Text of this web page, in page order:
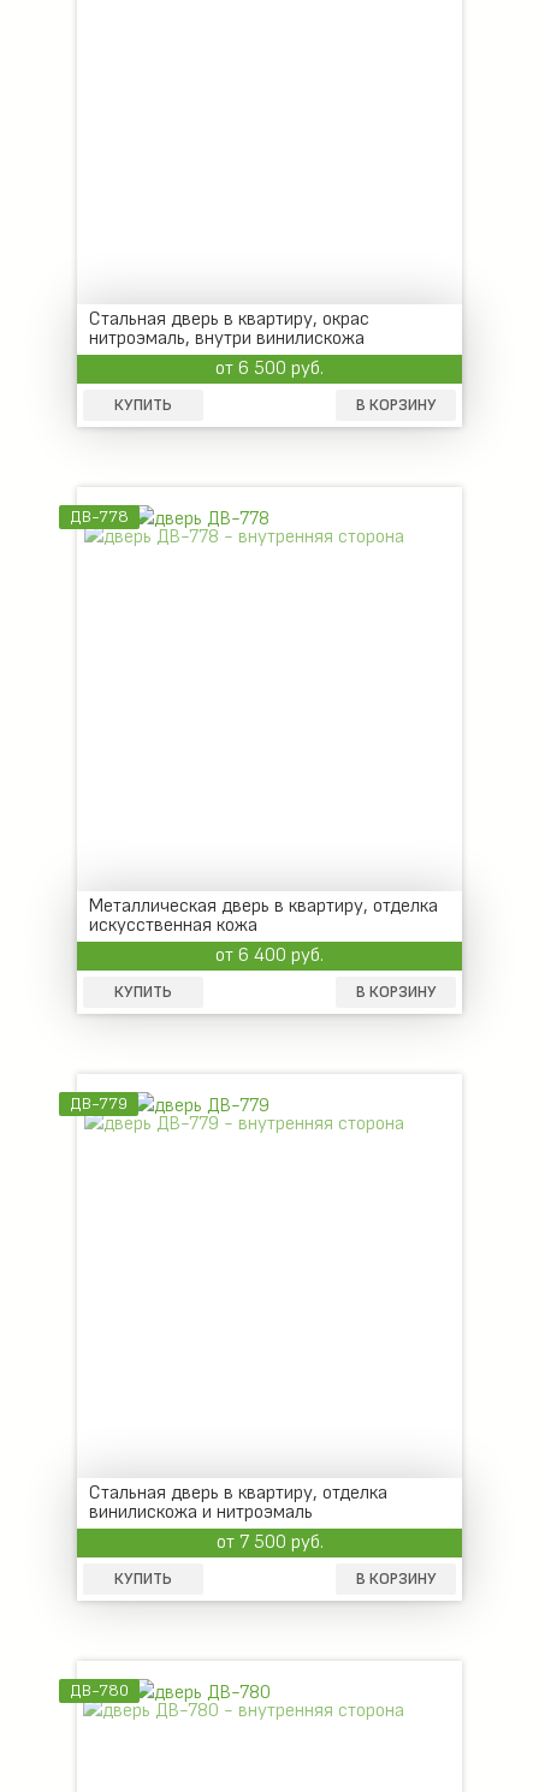
Стальная дверь в квартиру, окрас
нитроэмаль, внутри винилискожа
от 6 500 руб.
КУПИТЬ В КОРЗИНУ
ДВ-778
Металлическая дверь в квартиру, отделка
искусственная кожа
от 6 400 руб.
КУПИТЬ В КОРЗИНУ
ДВ-779
Стальная дверь в квартиру, отделка
винилискожа и нитроэмаль
от 7 500 руб.
КУПИТЬ В КОРЗИНУ
ДВ-780